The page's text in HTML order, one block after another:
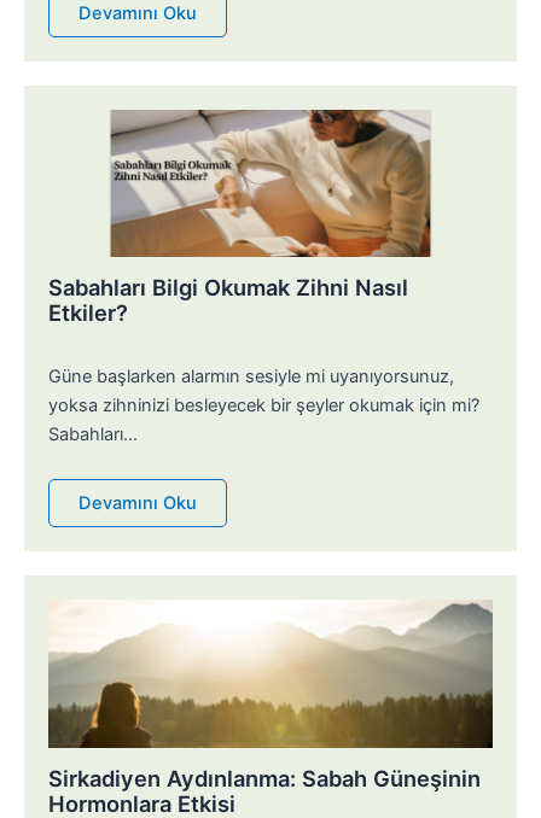
Devamını Oku
Sabahları Bilgi Okumak Zihni Nasıl
Etkiler?
Güne başlarken alarmın sesiyle mi uyanıyorsunuz,
yoksa zihninizi besleyecek bir şeyler okumak için mi?
Sabahları…
Devamını Oku
Sirkadiyen Aydınlanma: Sabah Güneşinin
Hormonlara Etkisi